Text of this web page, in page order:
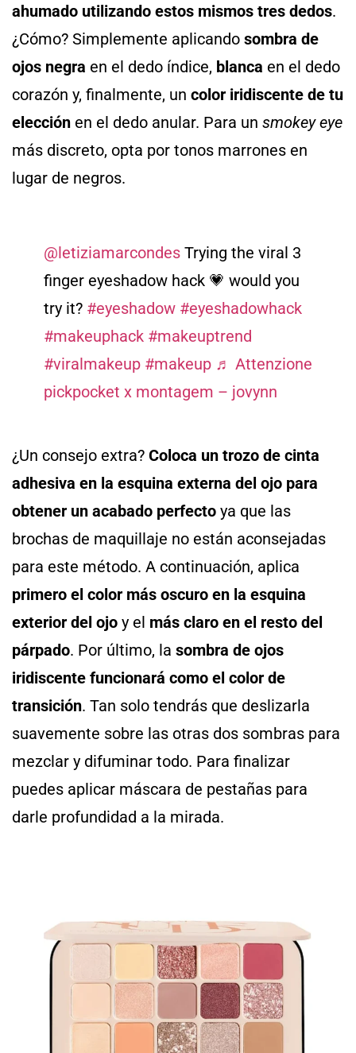
ahumado utilizando estos mismos tres dedos.
¿Cómo? Simplemente aplicando sombra de
ojos negra en el dedo índice, blanca en el dedo
corazón y, finalmente, un color iridiscente de tu
elección en el dedo anular. Para un smokey eye
más discreto, opta por tonos marrones en
lugar de negros.
@letiziamarcondes Trying the viral 3
finger eyeshadow hack 💗 would you
try it? #eyeshadow #eyeshadowhack
#makeuphack #makeuptrend
#viralmakeup #makeup ♬ Attenzione
pickpocket x montagem – jovynn
¿Un consejo extra? Coloca un trozo de cinta
adhesiva en la esquina externa del ojo para
obtener un acabado perfecto ya que las
brochas de maquillaje no están aconsejadas
para este método. A continuación, aplica
primero el color más oscuro en la esquina
exterior del ojo y el más claro en el resto del
párpado. Por último, la sombra de ojos
iridiscente funcionará como el color de
transición. Tan solo tendrás que deslizarla
suavemente sobre las otras dos sombras para
mezclar y difuminar todo. Para finalizar
puedes aplicar máscara de pestañas para
darle profundidad a la mirada.